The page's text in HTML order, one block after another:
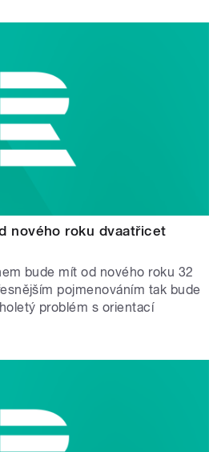
nového roku dvaatřicet
bude mít od nového roku 32
pojmenováním tak bude
problém s orientací